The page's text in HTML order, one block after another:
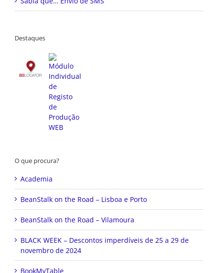
Destaques
O que procura?
Academia
BeanStalk on the Road – Lisboa e Porto
BeanStalk on the Road – Vilamoura
BLACK WEEK – Descontos imperdíveis de 25 a 29 de
novembro de 2024
BookMyTable